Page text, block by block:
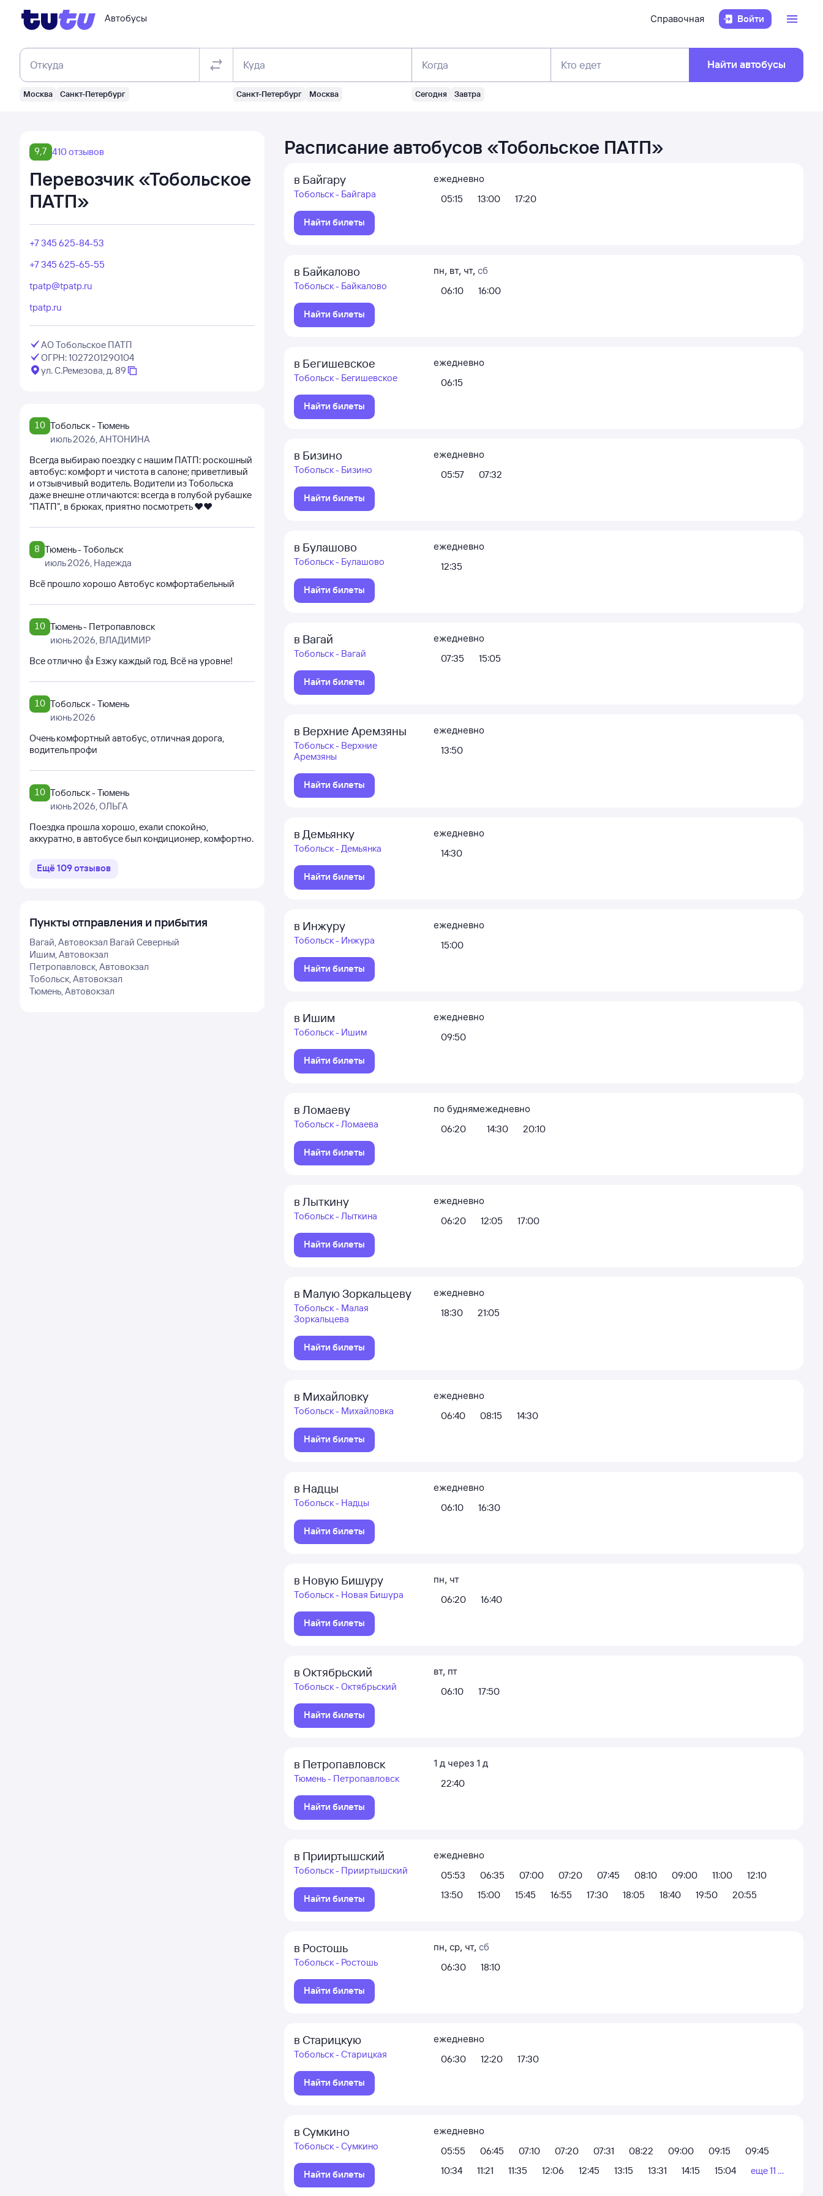
Автобусы Справочная Войти
Откуда
Москва Санкт-Петербург
Куда
Санкт-Петербург Москва
Когда
Сегодня Завтра
Кто едет Найти автобусы
9,7 410 отзывов
Перевозчик «Тобольское
ПАТП»
+7 345 625-84-53
+7 345 625-65-55
tpatp@tpatp.ru
tpatp.ru
АО Тобольское ПАТП
ОГРН: 1027201290104
ул. С.Ремезова, д. 89
Расписание автобусов «Тобольское ПАТП»
в Байгару
Тобольск - Байгара
Найти билеты
ежедневно
05:15
13:00 17:20
в Байкалово
Тобольск - Байкалово
Найти билеты
пн, вт, чт, сб
06:10
16:00
в Бегишевское
Тобольск - Бегишевское
Найти билеты
ежедневно
06:15
в Бизино
Тобольск - Бизино
Найти билеты
ежедневно
05:57
07:32
в Булашово
Тобольск - Булашово
Найти билеты
ежедневно
12:35
в Вагай
Тобольск - Вагай
Найти билеты
ежедневно
07:35
15:05
в Верхние Аремзяны
Тобольск - Верхние
Аремзяны
Найти билеты
ежедневно
13:50
в Демьянку
Тобольск - Демьянка
Найти билеты
ежедневно
14:30
в Инжуру
Тобольск - Инжура
Найти билеты
ежедневно
15:00
в Ишим
Тобольск - Ишим
Найти билеты
ежедневно
09:50
в Ломаеву
Тобольск - Ломаева
Найти билеты
по будням
06:20
ежедневно
14:30
20:10
в Лыткину
Тобольск - Лыткина
Найти билеты
ежедневно
06:20
12:05 17:00
в Малую Зоркальцеву
Тобольск - Малая
Зоркальцева
Найти билеты
ежедневно
18:30
21:05
в Михайловку
Тобольск - Михайловка
Найти билеты
ежедневно
06:40
08:15 14:30
в Надцы
Тобольск - Надцы
Найти билеты
ежедневно
06:10
16:30
в Новую Бишуру
Тобольск - Новая Бишура
Найти билеты
пн, чт
06:20
16:40
в Октябрьский
Тобольск - Октябрьский
Найти билеты
вт, пт
06:10
17:50
в Петропавловск
Тюмень - Петропавловск
Найти билеты
1 д через 1 д
22:40
в Прииртышский
Тобольск - Прииртышский
Найти билеты
ежедневно
05:53
06:35 07:00 07:20 07:45 08:10 09:00 11:00
12:10
13:50
15:00 15:45 16:55 17:30 18:05 18:40 19:50 20:55
в Ростошь
Тобольск - Ростошь
Найти билеты
пн, ср, чт, сб
06:30
18:10
в Старицкую
Тобольск - Старицкая
Найти билеты
ежедневно
06:30
12:20 17:30
в Сумкино
Тобольск - Сумкино
Найти билеты
ежедневно
05:55
06:45 07:10 07:20 07:31 08:22 09:00 09:15
09:45
10:34
11:21 11:35 12:06 12:45 13:15 13:31 14:15 15:04 еще 11 ...
10 Тобольск - Тюмень
июль 2026, АНТОНИНА
Всегда выбираю поездку с нашим ПАТП: роскошный
автобус: комфорт и чистота в салоне; приветливый
и отзывчивый водитель. Водители из Тобольска
даже внешне отличаются: всегда в голубой рубашке
"ПАТП", в брюках, приятно посмотреть ❤❤
8 Тюмень - Тобольск
июль 2026, Надежда
Всё прошло хорошо Автобус комфортабельный
10 Тюмень - Петропавловск
июнь 2026, ВЛАДИМИР
Все отлично 👍 Езжу каждый год. Всё на уровне!
10 Тобольск - Тюмень
июнь 2026
Очень комфортный автобус, отличная дорога,
водитель профи
10 Тобольск - Тюмень
июнь 2026, ОЛЬГА
Поездка прошла хорошо, ехали спокойно,
аккуратно, в автобусе был кондиционер, комфортно.
Ещё 109отзывов
Пункты отправления и прибытия
Вагай, Автовокзал Вагай Северный
Ишим, Автовокзал
Петропавловск, Автовокзал
Тобольск, Автовокзал
Тюмень, Автовокзал